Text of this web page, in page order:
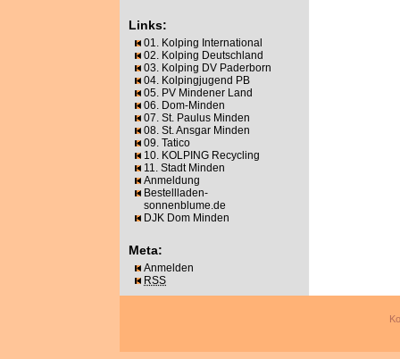
Links:
01. Kolping International
02. Kolping Deutschland
03. Kolping DV Paderborn
04. Kolpingjugend PB
05. PV Mindener Land
06. Dom-Minden
07. St. Paulus Minden
08. St. Ansgar Minden
09. Tatico
10. KOLPING Recycling
11. Stadt Minden
Anmeldung
Bestellladen-
sonnenblume.de
DJK Dom Minden
Meta:
Anmelden
RSS